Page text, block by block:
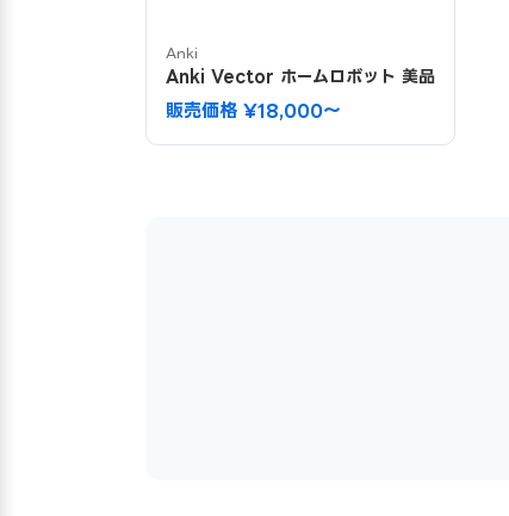
Anki
Anki Vector ホームロボット 美品
販売価格 ¥18,000〜